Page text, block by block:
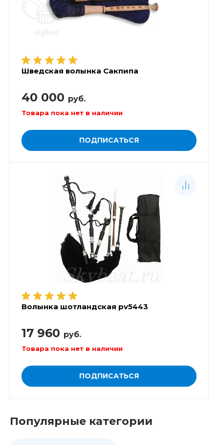
Шведская волынка Сакпипа
40 000 руб.
Товара пока нет в наличии
ПОДПИСАТЬСЯ
Волынка шотландская pv5443
17 960 руб.
Товара пока нет в наличии
ПОДПИСАТЬСЯ
Популярные категории